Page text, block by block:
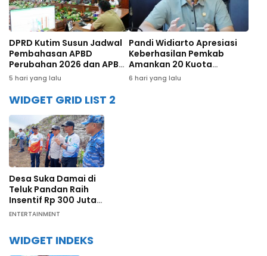
DPRD Kutim Susun Jadwal
Pembahasan APBD
Perubahan 2026 dan APBD
2027
5 hari yang lalu
Pandi Widiarto Apresiasi
Keberhasilan Pemkab
Amankan 20 Kuota
Beasiswa Polbit Kemenhub
6 hari yang lalu
WIDGET GRID LIST 2
Desa Suka Damai di
Teluk Pandan Raih
Insentif Rp 300 Juta
dari Pengelolaan
ENTERTAINMENT
WIDGET INDEKS